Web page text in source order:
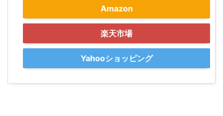
Amazon
楽天市場
Yahooショッピング